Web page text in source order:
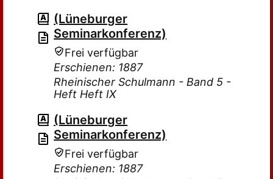
(Lüneburger
Seminarkonferenz)
Frei verfügbar
Erschienen: 1887
Rheinischer Schulmann - Band 5 -
Heft Heft IX
(Lüneburger
Seminarkonferenz)
Frei verfügbar
Erschienen: 1887